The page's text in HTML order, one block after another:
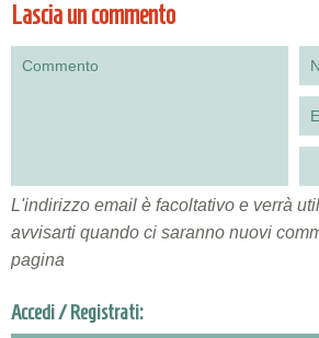
Lascia un commento
L'indirizzo email è facoltativo e verrà
avvisarti quando ci saranno nuovi
pagina
Accedi / Registrati: